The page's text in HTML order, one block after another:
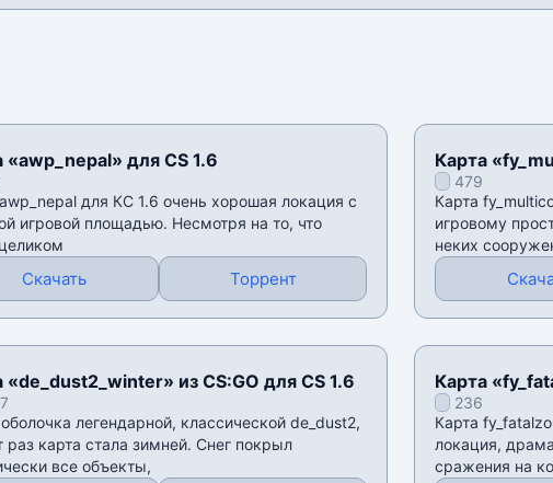
«awp_nepal» для CS 1.6
для КС 1.6 очень хорошая локация с
игровой площадью. Несмотря на то, что
Скачать Торрент
Карта
479
Карта
игровому
неких
«de_dust2_winter» из CS:GO для CS 1.6
легендарной, классической de_dust2,
раз карта стала зимней. Снег покрыл
все объекты,
Карта
236
Карта
локация,
сражения на